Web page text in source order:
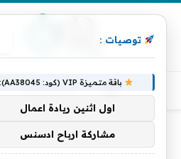
الصحة العامة
توصيات :
باقة متميزة VIP (كود: AA38045):
اول اثنين ريادة اعمال
مشاركة ارباح ادسنس